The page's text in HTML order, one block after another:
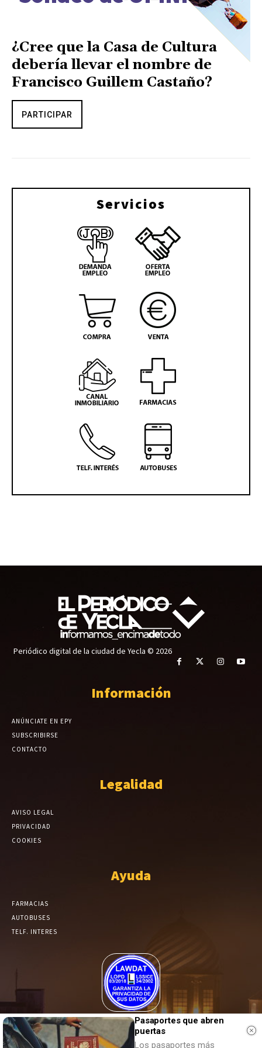
¿Cree que la Casa de Cultura
debería llevar el nombre de
Francisco Guillem Castaño?
PARTICIPAR
Servicios
Periódico digital de la ciudad de Yecla © 2026
Información
ANÚNCIATE EN EPY
SUBSCRIBIRSE
CONTACTO
Legalidad
AVISO LEGAL
PRIVACIDAD
COOKIES
Ayuda
FARMACIAS
AUTOBUSES
TELF. INTERES
El Periódico de Yecla alcanza un grado más de compromiso en el
tratamiento de sus datos.
Pasaportes que abren
puertas
Los pasaportes más